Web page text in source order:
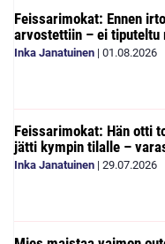
Feissarimokat: Ennen
arvostettiin – ei tiputeltu
Inka Janatuinen | 01.08.2026
Feissarimokat: Hän otti
jätti kympin tilalle –
Inka Janatuinen | 29.07.2026